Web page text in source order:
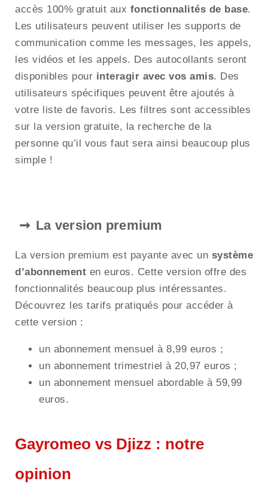
accès 100% gratuit aux fonctionnalités de base.
Les utilisateurs peuvent utiliser les supports de
communication comme les messages, les appels,
les vidéos et les appels. Des autocollants seront
disponibles pour interagir avec vos amis. Des
utilisateurs spécifiques peuvent être ajoutés à
votre liste de favoris. Les filtres sont accessibles
sur la version gratuite, la recherche de la
personne qu’il vous faut sera ainsi beaucoup plus
simple !
La version premium
La version premium est payante avec un système
d’abonnement en euros. Cette version offre des
fonctionnalités beaucoup plus intéressantes.
Découvrez les tarifs pratiqués pour accéder à
cette version :
un abonnement mensuel à 8,99 euros ;
un abonnement trimestriel à 20,97 euros ;
un abonnement mensuel abordable à 59,99
euros.
Gayromeo vs Djizz : notre
opinion